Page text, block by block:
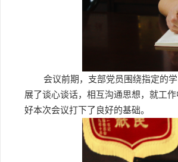
会议前期，支部党员围绕指定的
展了谈心谈话，相互沟通思想，就工
好本次会议打下了良好的基础。